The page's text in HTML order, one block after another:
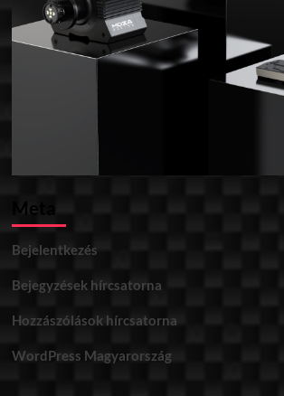
Meta
Bejelentkezés
Bejegyzések hírcsatorna
Hozzászólások hírcsatorna
WordPress Magyarország